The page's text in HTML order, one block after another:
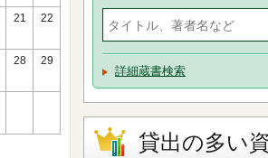
21 22
28 29
詳細蔵書検索
貸出の多い